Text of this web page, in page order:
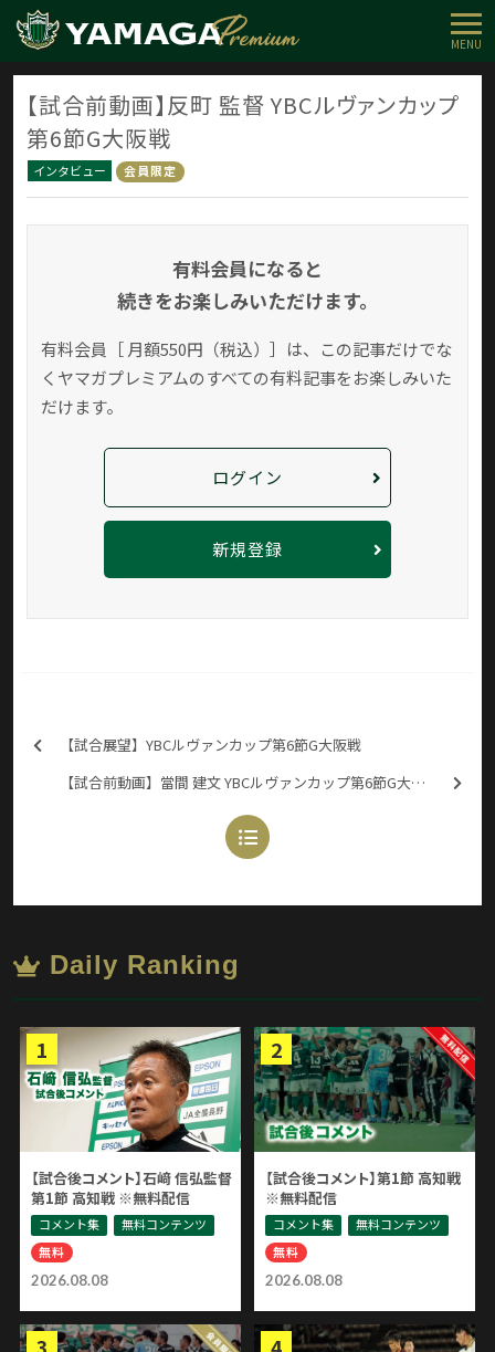
MENU
【試合前動画】反町 監督 YBCルヴァンカップ
第6節G大阪戦
インタビュー 会員限定
有料会員になると
続きをお楽しみいただけます。
有料会員［ 月額550円（税込）］は、この記事だけでな
く ヤマガプレミアムのすべての有料記事をお楽しみいた
だけます。
ログイン
新規登録
【試合展望】YBCルヴァンカップ第6節G大阪戦
【試合前動画】當間 建文 YBCルヴァンカップ第6節G大阪戦
Daily Ranking
2026.08.08
【試合後コメント】石﨑 信弘監督
第1節 高知戦 ※無料配信
コメント集
無料コンテンツ
無料
2026.08.08
【試合後コメント】第1節 高知戦
※無料配信
コメント集
無料コンテンツ
無料